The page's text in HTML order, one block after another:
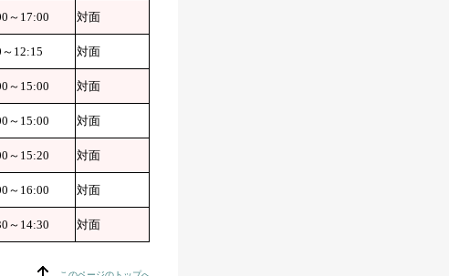
～17:00 対面
12:15 対面
～15:00 対面
～15:00 対面
～15:20 対面
～16:00 対面
～14:30 対面